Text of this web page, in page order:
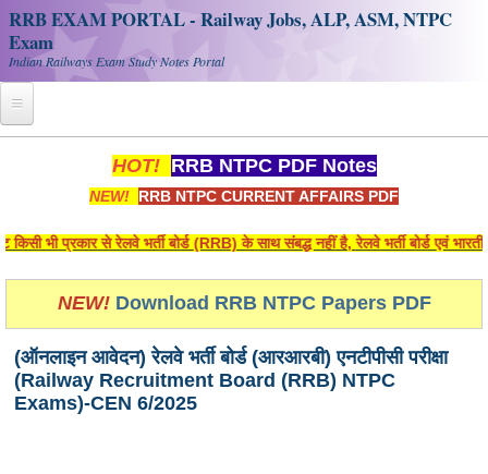
RRB EXAM PORTAL - Railway Jobs, ALP, ASM, NTPC
Exam
Indian Railways Exam Study Notes Portal
Register
Railway JOBS
RRB Apply Online
RRB Portal - हिन्दी
HOT! RRB NTPC PDF Notes
NEW! RRB NTPC CURRENT AFFAIRS PDF
भी प्रकार से रेलवे भर्ती बोर्ड (RRB) के साथ संबद्ध नहीं है, रेलवे भर्ती बोर्ड एवं
NEW! Download RRB NTPC Papers PDF
(ऑनलाइन आवेदन) रेलवे भर्ती बोर्ड (आरआरबी) एनटीपीसी परीक्षा
(Railway Recruitment Board (RRB) NTPC
Exams)-CEN 6/2025